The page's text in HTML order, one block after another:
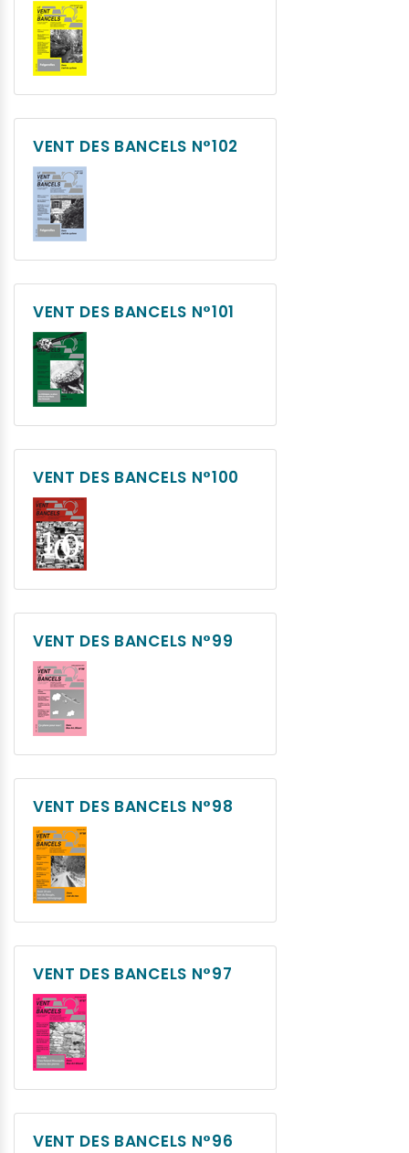
VENT DES BANCELS N°102
VENT DES BANCELS N°101
VENT DES BANCELS N°100
VENT DES BANCELS N°99
VENT DES BANCELS N°98
VENT DES BANCELS N°97
VENT DES BANCELS N°96